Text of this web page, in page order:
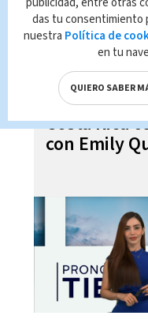
Costa Rica
con Emily
das tu consentimiento
nuestra Política de
en tu
QUIERO SABER